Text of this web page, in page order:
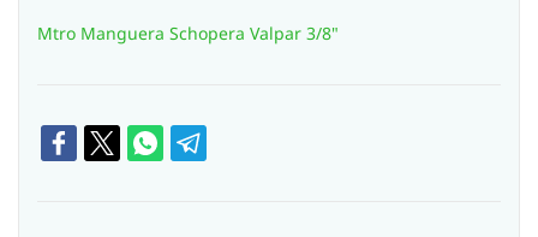
Mtro Manguera Schopera Valpar 3/8"